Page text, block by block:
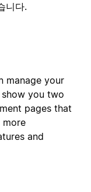
니다.
manage your
you two
pages that
more
and